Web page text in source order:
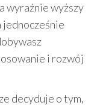
wyraźnie wyższy
jednocześnie
i rozwój
decyduje o tym,